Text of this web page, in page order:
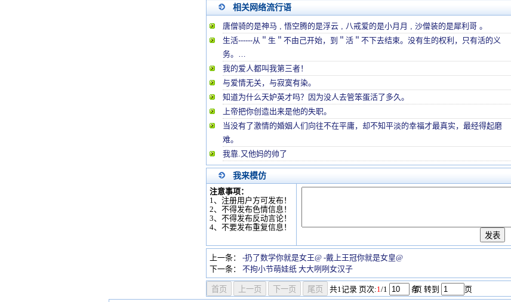
相关网络流行语
唐僧骑的是神马 , 悟空腾的是浮云 , 八戒爱的是小月月 , 沙僧装的是犀利哥 。
生活------从＂生＂不由己开始，到＂活＂不下去结束。没有生的权利，只有活的义
务。…
我的爱人都叫我第三者！
与爱情无关，与寂寞有染。
知道为什么天妒英才吗？因为没人去管笨蛋活了多久。
上帝把你创造出来是他的失职。
当没有了激情的婚姻人们向往不在平庸，却不知平淡的幸福才最真实，最经得起磨
难。
我靠.又他妈的帅了
我来模仿
注意事项：
1、注册用户方可发布！
2、不得发布色情信息！
3、不得发布反动言论！
4、不要发布重复信息！
上一条：
-扔了数学你就是女王@ -戴上王冠你就是女皇@
下一条：
不拘小节萌娃纸 大大咧咧女汉子
共1记录 页次:1/1 条
/页 转到 页